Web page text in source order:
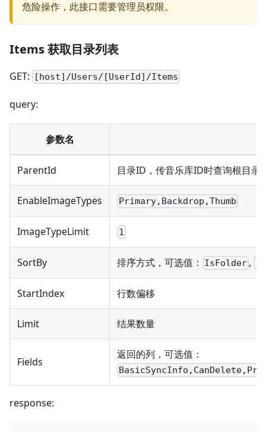
危险操作，此接口需要管理员权限。
Items 获取目录列表
GET: [host]/Users/[UserId]/Items
query:
参数名
ParentId 目录ID，传音乐库ID时查询根目录
EnableImageTypes Primary,Backdrop,Thumb
ImageTypeLimit 1
SortBy 排序方式，可选值： IsFolder ,
StartIndex 行数偏移
Limit 结果数量
Fields
返回的列，可选值：
response: